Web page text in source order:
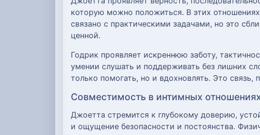
которую можно положиться. В этих
связано с практическими задачами, но это
ценной.
Годрик проявляет искреннюю заботу,
умении слушать и поддерживать без лишних
только помогать, но и вдохновлять. Это
Совместимость в интимных
Джоетта стремится к глубокому доверию,
и ощущение безопасности и постоянства.